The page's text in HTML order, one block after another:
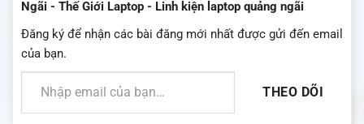
Ngãi - Thế Giới Laptop - Linh kiện laptop quảng ngãi
Đăng ký để nhận các bài đăng mới nhất được gửi đến email
của bạn.
Nhập email của bạn…
THEO DÕI